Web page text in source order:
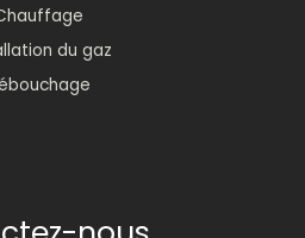
du gaz